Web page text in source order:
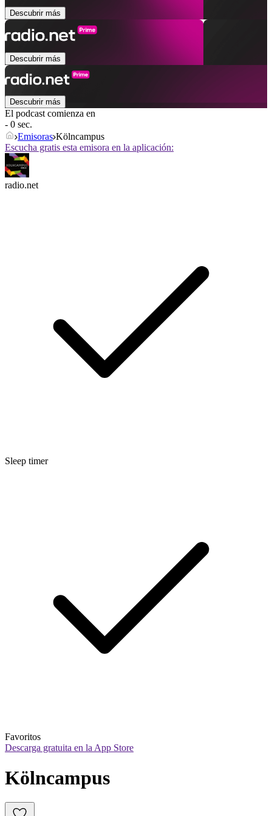
Descubrir más
Descubrir más
Descubrir más
El podcast comienza en
- 0 sec.
Emisoras Kölncampus
Escucha gratis esta emisora en la aplicación:
radio.net
Sleep timer
Favoritos
Descarga gratuita en la App Store
Kölncampus